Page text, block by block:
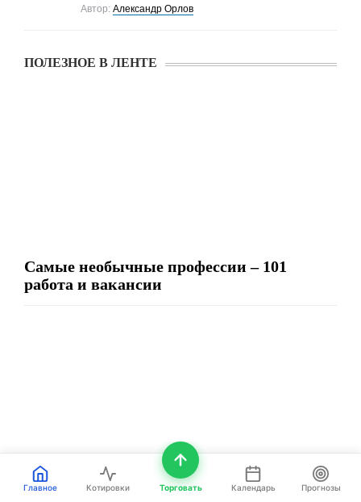
Автор:Александр Орлов
ПОЛЕЗНОЕ В ЛЕНТЕ
Самые необычные профессии – 101
работа и вакансии
Главное Котировки Торговать Календарь Прогнозы